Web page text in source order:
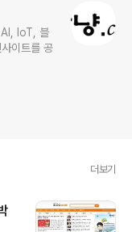
AI, IoT, 블
이트를 공
더보기